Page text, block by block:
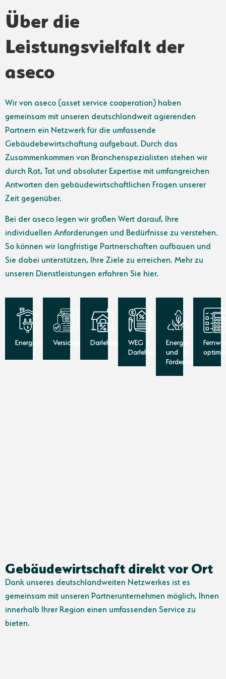
Über die
Leistungsvielfalt der
aseco
Wir von aseco (asset service cooperation) haben
gemeinsam mit unseren deutschlandweit agierenden
Partnern ein Netzwerk für die umfassende
Gebäudebewirtschaftung aufgebaut. Durch das
Zusammenkommen von Branchenspezialisten stehen wir
durch Rat, Tat und absoluter Expertise mit umfangreichen
Antworten den gebäudewirtschaftlichen Fragen unserer
Zeit gegenüber.
Bei der aseco legen wir großen Wert darauf, Ihre
individuellen Anforderungen und Bedürfnisse zu verstehen.
So können wir langfristige Partnerschaften aufbauen und
Sie dabei unterstützen, Ihre Ziele zu erreichen. Mehr zu
unseren Dienstleistungen erfahren Sie hier.
EnergiemaklerVersicherungsmaklerDarlehensvermittler
WEG
Darlehensvermittler
Energie-
und
Gebäudewirtschaft direkt vor Ort
Dank unseres deutschlandweiten Netzwerkes ist es
gemeinsam mit unseren Partnerunternehmen möglich, Ihnen
innerhalb Ihrer Region einen umfassenden Service zu
bieten.